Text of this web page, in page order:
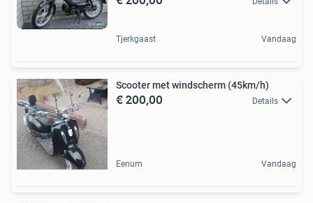
Tjerkgaast Vandaag
Scooter met windscherm (45km/h)
€ 200,00 Details
Eenum Vandaag